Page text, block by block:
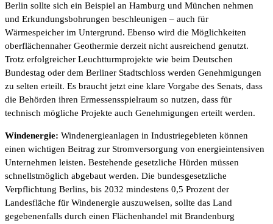
Berlin sollte sich ein Beispiel an Hamburg und München nehmen
und Erkundungsbohrungen beschleunigen – auch für
Wärmespeicher im Untergrund. Ebenso wird die Möglichkeiten
oberflächennaher Geothermie derzeit nicht ausreichend genutzt.
Trotz erfolgreicher Leuchtturmprojekte wie beim Deutschen
Bundestag oder dem Berliner Stadtschloss werden Genehmigungen
zu selten erteilt. Es braucht jetzt eine klare Vorgabe des Senats, dass
die Behörden ihren Ermessensspielraum so nutzen, dass für
technisch mögliche Projekte auch Genehmigungen erteilt werden.
Windenergie: Windenergieanlagen in Industriegebieten können
einen wichtigen Beitrag zur Stromversorgung von energieintensiven
Unternehmen leisten. Bestehende gesetzliche Hürden müssen
schnellstmöglich abgebaut werden. Die bundesgesetzliche
Verpflichtung Berlins, bis 2032 mindestens 0,5 Prozent der
Landesfläche für Windenergie auszuweisen, sollte das Land
gegebenenfalls durch einen Flächenhandel mit Brandenburg